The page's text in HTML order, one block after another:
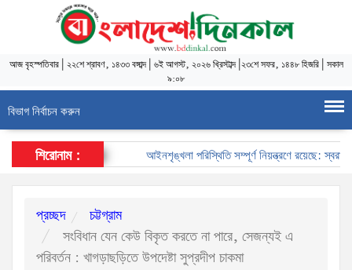
আজবৃহস্পতিবার| ২২শে শ্রাবণ, ১৪৩৩ বঙ্গাব্দ| ৬ই আগস্ট, ২০২৬ খ্রিস্টাব্দ| ২৩শে সফর, ১৪৪৮ হিজরি| সকাল
৯:০৮
বিভাগ নির্বাচন করুন
শিরোনাম : আইনশৃঙ্খলা পরিস্থিতি সম্পূর্ণ নিয়ন্ত্রণে রয়েছে:
প্রচ্ছদ
চট্টগ্রাম
সংবিধান যেন কেউ বিকৃত করতে না পারে, সেজন্যই এ
পরিবর্তন : খাগড়াছড়িতে উপদেষ্টা সুপ্রদীপ চাকমা